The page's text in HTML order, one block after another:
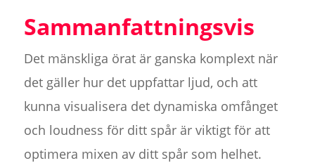
Sammanfattningsvis
Det mänskliga örat är ganska komplext när
det gäller hur det uppfattar ljud, och att
kunna visualisera det dynamiska omfånget
och loudness för ditt spår är viktigt för att
optimera mixen av ditt spår som helhet.